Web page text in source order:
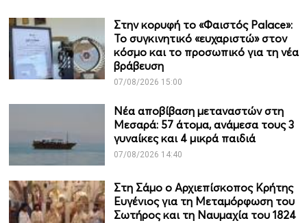
Στην κορυφή το «Φαιστός Palace»:
Το συγκινητικό «ευχαριστώ» στον
κόσμο και το προσωπικό για τη νέα
βράβευση
07/08/2026 15:00
Νέα αποβίβαση μεταναστών στη
Μεσαρά: 57 άτομα, ανάμεσα τους 3
γυναίκες και 4 μικρά παιδιά
07/08/2026 14:40
Στη Σάμο ο Αρχιεπίσκοπος Κρήτης
Ευγένιος για τη Μεταμόρφωση του
Σωτήρος και τη Ναυμαχία του 1824